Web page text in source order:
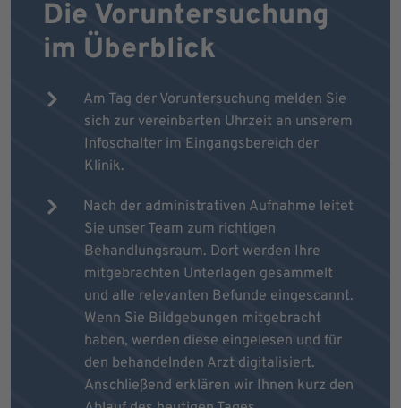
Die Voruntersuchung
im Überblick
Am Tag der Voruntersuchung melden Sie
sich zur vereinbarten Uhrzeit an unserem
Infoschalter im Eingangsbereich der
Klinik.
Nach der administrativen Aufnahme leitet
Sie unser Team zum richtigen
Behandlungsraum. Dort werden Ihre
mitgebrachten Unterlagen gesammelt
und alle relevanten Befunde eingescannt.
Wenn Sie Bildgebungen mitgebracht
haben, werden diese eingelesen und für
den behandelnden Arzt digitalisiert.
Anschließend erklären wir Ihnen kurz den